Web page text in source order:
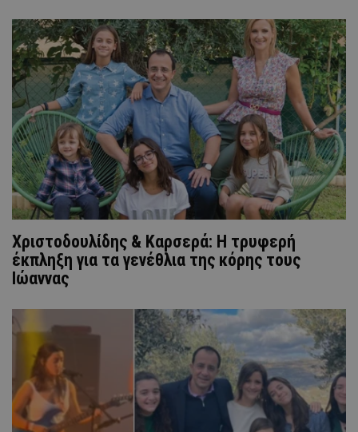
Χριστοδουλίδης & Καρσερά: Η τρυφερή
έκπληξη για τα γενέθλια της κόρης τους
Ιώαννας